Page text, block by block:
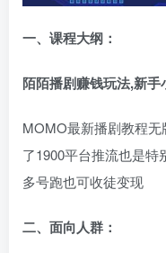
一、 课程大纲：
陌陌播剧赚钱玩法,新
MOMO最新播剧教程
了1900平台推流也是
多号跑也可收徒变现
二、面向人群：